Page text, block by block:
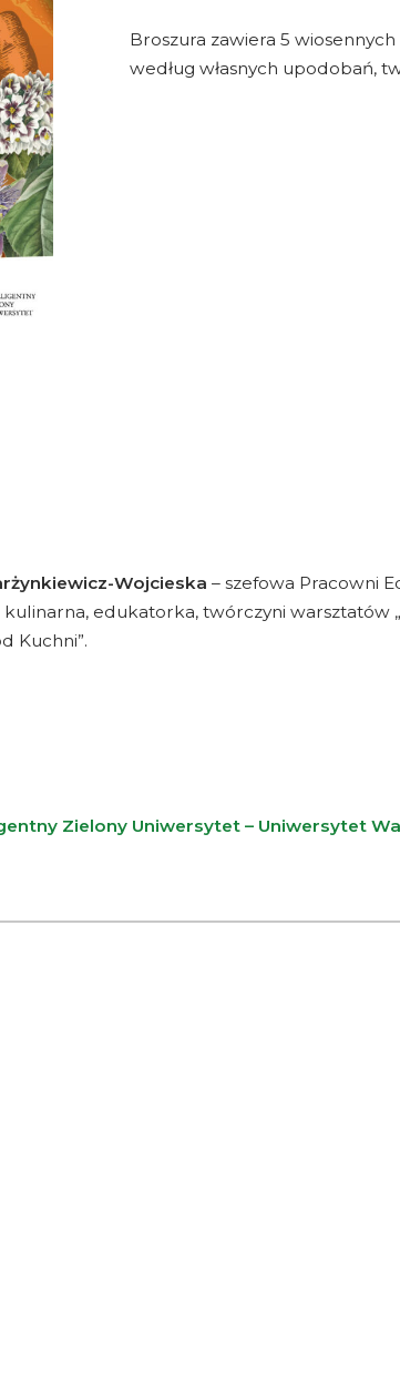
Broszura zawiera 5
według własnych upodobań,
Wojcieska – szefowa Pracowni
edukatorka, twórczyni warsztatów
Kuchni”.
Zielony Uniwersytet – Uniwersytet